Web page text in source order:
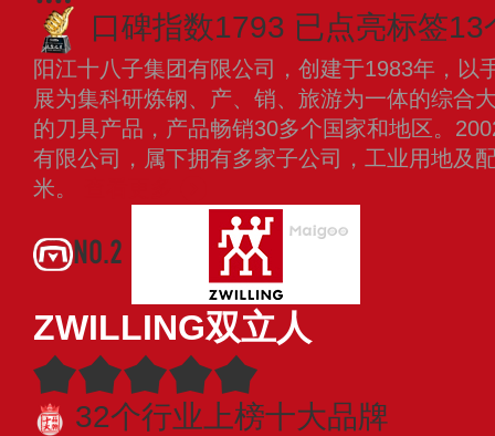
口碑指数1793 已点亮标签13
阳江十八子集团有限公司，创建于1983年，以
展为集科研炼钢、产、销、旅游为一体的综合
的刀具产品，产品畅销30多个国家和地区。
有限公司，属下拥有多家子公司，工业用地及
米。
NO.2
ZWILLING双立人
32个行业上榜十大品牌